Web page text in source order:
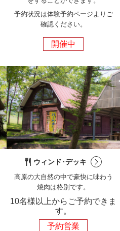
予約状況は体験予約ページより ご
確認ください。
開催中
ウィンド･デッキ
高原の大自然の中で豪快に味わう
焼肉は格別です。
10名様以上からご予約できま
す。
予約営業